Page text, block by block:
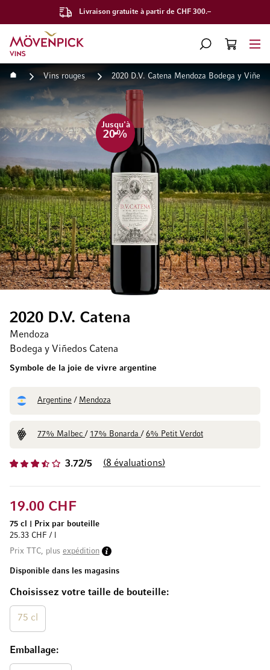
Livraison gratuite à partir de CHF 300.–
Aller à la page d'accueil
CHERCHERPANIER
Accueil Vins rouges 2020 D.V. Catena Mendoza Bodega y
3.72/5 8 évaluations
Jusqu'à
20%
2020 D.V. Catena
Mendoza
Bodega y Viñedos Catena
Symbole de la joie de vivre argentine
Argentine / Mendoza
77% Malbec/ 17% Bonarda/ 6% Petit Verdot
Choisissez votre taille de bouteille
75 cl
Emballage
19.00 CHF
75 cl
Prix par bouteille
25.33 CHF / l
Prix TTC, plus expédition
Disponible dans les magasins
Passer à la fin de la galerie d’images
Passer au début de la